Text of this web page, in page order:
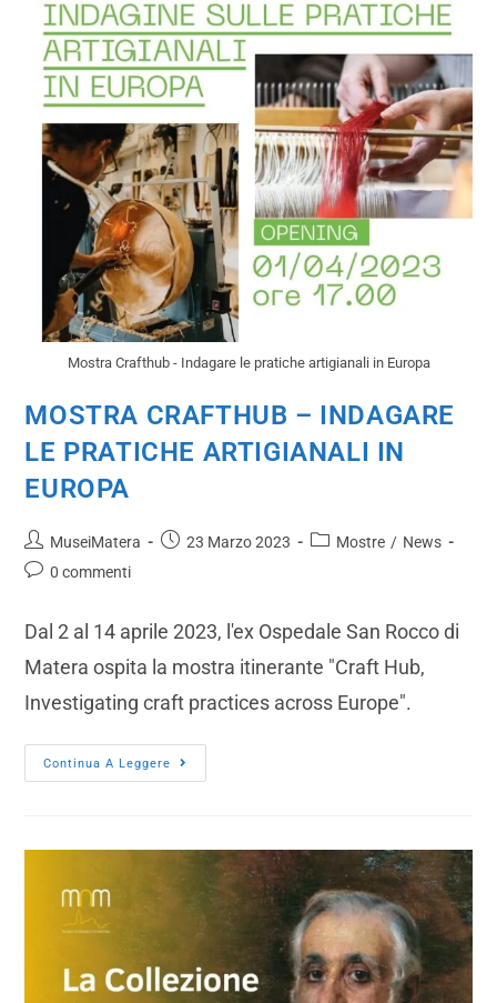
Mostra Crafthub - Indagare le pratiche artigianali in Europa
MOSTRA CRAFTHUB – INDAGARE
LE PRATICHE ARTIGIANALI IN
EUROPA
MuseiMatera 23 Marzo 2023 Mostre / News
0 commenti
Dal 2 al 14 aprile 2023, l'ex Ospedale San Rocco di
Matera ospita la mostra itinerante "Craft Hub,
Investigating craft practices across Europe".
Continua A Leggere